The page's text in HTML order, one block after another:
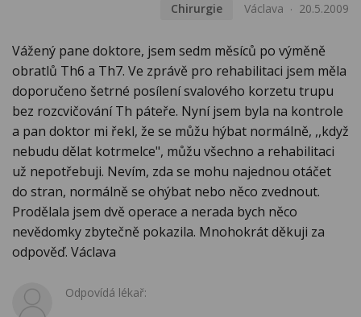
Chirurgie Václava 20.5.2009
Vážený pane doktore, jsem sedm měsíců po výměně
obratlů Th6 a Th7. Ve zprávě pro rehabilitaci jsem měla
doporučeno šetrné posílení svalového korzetu trupu
bez rozcvičování Th páteře. Nyní jsem byla na kontrole
a pan doktor mi řekl, že se můžu hýbat normálně, ,,když
nebudu dělat kotrmelce", můžu všechno a rehabilitaci
už nepotřebuji. Nevím, zda se mohu najednou otáčet
do stran, normálně se ohýbat nebo něco zvednout.
Prodělala jsem dvě operace a nerada bych něco
nevědomky zbytečně pokazila. Mnohokrát děkuji za
odpověď. Václava
Odpovídá lékař: